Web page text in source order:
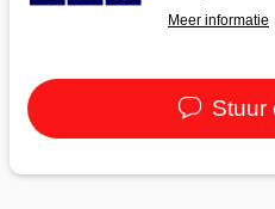
Meer informatie
Stuur